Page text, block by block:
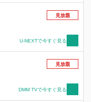
見放題
U-NEXTで今すぐ見る
見放題
DMM TVで今すぐ見る